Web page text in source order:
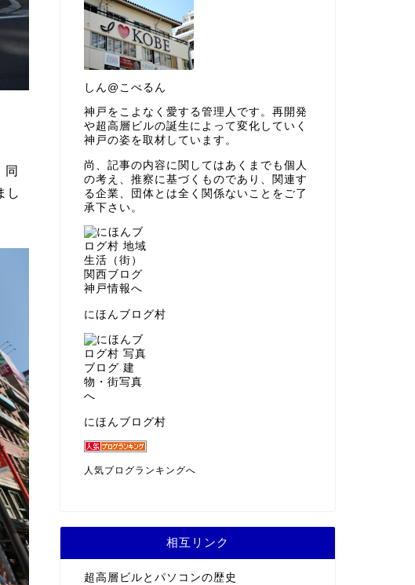
し
しん@こべるん
神戸をこよなく愛する管理人です。再開発
や超高層ビルの誕生によって変化していく
神戸の姿を取材しています。
尚、記事の内容に関してはあくまでも個人
の考え、推察に基づくものであり、関連す
る企業、団体とは全く関係ないことをご了
承下さい。
にほんブログ村
にほんブログ村
人気ブログランキングへ
相互リンク
超高層ビルとパソコンの歴史